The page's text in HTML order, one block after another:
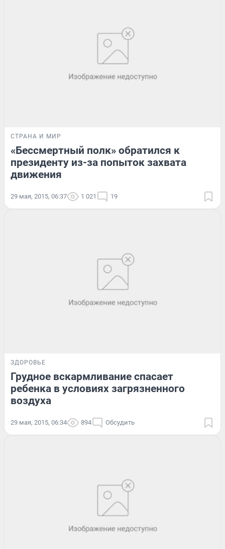
СТРАНА И МИР
«Бессмертный полк» обратился к
президенту из-за попыток захвата
движения
29 мая, 2015, 06:37 1 021 19
ЗДОРОВЬЕ
Грудное вскармливание спасает
ребенка в условиях загрязненного
воздуха
29 мая, 2015, 06:34 894 Обсудить